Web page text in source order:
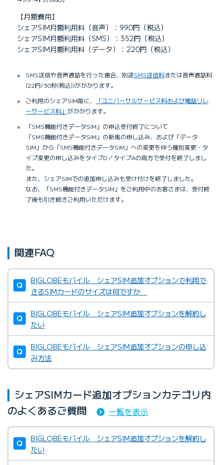
【月額費用】
シェアSIM月額利用料（音声）：990円（税込）
シェアSIM月額利用料（SMS）：352円（税込）
シェアSIM月額利用料（データ）：220円（税込）
※ SMS送信や音声通話を行った場合、別途SMS送信料または音声通話料
(22円/30秒(税込))がかかります。
※
ご利用のシェアSIM毎に、
「ユニバーサルサービス料および電話リレ
ーサービス料」 がかかります。
※
「SMS機能付きデータSIM」の申込受付終了について
「SMS機能付きデータSIM」の新規の申し込み、および「データ
SIM」から「SMS機能付きデータSIM」への変更を伴う種別変更・タ
イプ変更の申し込みをタイプD／タイプAの両方で受付を終了しまし
た。
また、シェアSIMでの追加申し込みも受け付けを終了しました。
なお、「SMS機能付きデータSIM」をご利用中のお客さまは、受付終
了後も引き続きご利用いただけます。
関連FAQ
BIGLOBEモバイル シェアSIM追加オプションで利用で
きるSIMカードのサイズは何ですか
BIGLOBEモバイル シェアSIM追加オプションを解約し
たい
BIGLOBEモバイル シェアSIM追加オプションの申し込
み方法
シェアSIMカード追加オプションカテゴリ内
のよくあるご質問
一覧を表示
BIGLOBEモバイル シェアSIM追加オプションを解約し
たい